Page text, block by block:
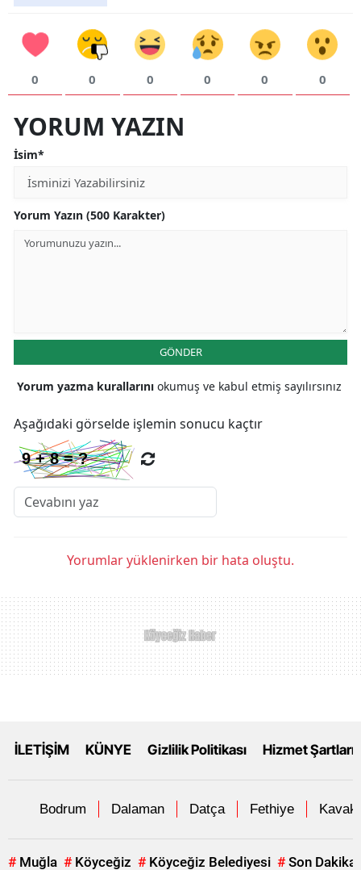
0 0 0 0 0 0
YORUM YAZIN
İsim*
Yorum Yazın (500 Karakter)
GÖNDER
Yorum yazma kurallarını okumuş ve kabul etmiş sayılırsınız
Aşağıdaki görselde işlemin sonucu kaçtır
Yorumlar yüklenirken bir hata oluştu.
İLETİŞİM KÜNYE Gizlilik Politikası Hizmet Şartları
Bodrum Dalaman Datça Fethiye
# Muğla # Köyceğiz # Köyceğiz Belediyesi # Son Dakika